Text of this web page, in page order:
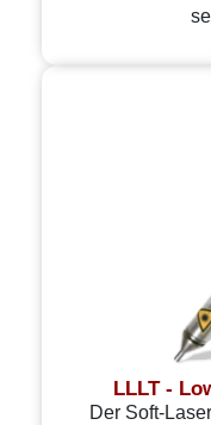
LLLT -
Der Soft-